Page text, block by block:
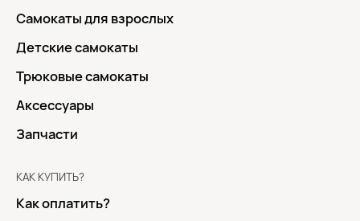
Самокаты для взрослых
Детские самокаты
Трюковые самокаты
Аксессуары
Запчасти
КАК КУПИТЬ?
Как оплатить?